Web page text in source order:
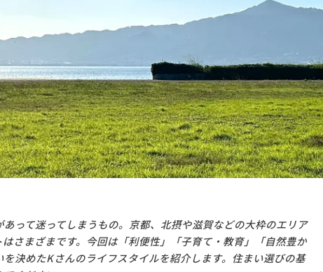
って迷ってしまうもの。京都、北摂や滋賀などの大枠のエリア
さまざまです。今回は「利便性」「子育て・教育」「自然豊か
決めたKさんのライフスタイルを紹介します。住まい選びの基